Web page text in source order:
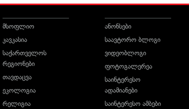
მსოფლიო
კავკასია
საქართველოს
რეგიონები
თავდაცვა
ეკოლოგია
რელიგია
ანონსები
საავტორო ბლოგი
ვიდეობლოგი
ფოტოგალერეა
საინტერესო
ადამიანები
საინტერესო ამბები